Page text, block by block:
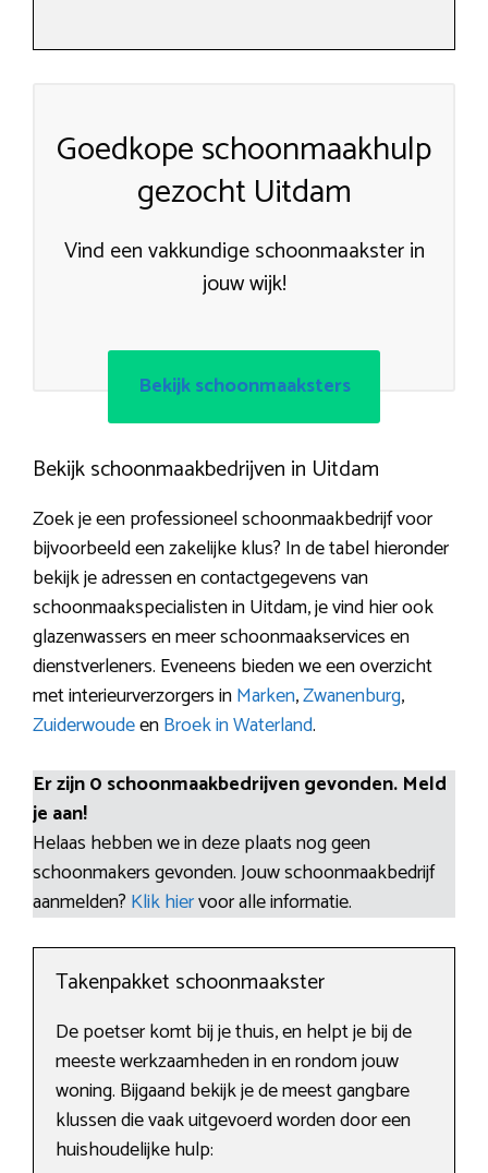
Goedkope schoonmaakhulp
gezocht Uitdam
Vind een vakkundige schoonmaakster in
jouw wijk!
Bekijk schoonmaaksters
Bekijk schoonmaakbedrijven in Uitdam
Zoek je een professioneel schoonmaakbedrijf voor
bijvoorbeeld een zakelijke klus? In de tabel hieronder
bekijk je adressen en contactgegevens van
schoonmaakspecialisten in Uitdam, je vind hier ook
glazenwassers en meer schoonmaakservices en
dienstverleners. Eveneens bieden we een overzicht
met interieurverzorgers inMarken,Zwanenburg,
ZuiderwoudeenBroek in Waterland.
Er zijn 0 schoonmaakbedrijven gevonden. Meld
je aan!
Helaas hebben we in deze plaats nog geen
schoonmakers gevonden. Jouw schoonmaakbedrijf
aanmelden? Klik hiervoor alle informatie.
Takenpakket schoonmaakster
De poetser komt bij je thuis, en helpt je bij de
meeste werkzaamheden in en rondom jouw
woning. Bijgaand bekijk je de meest gangbare
klussen die vaak uitgevoerd worden door een
huishoudelijke hulp: